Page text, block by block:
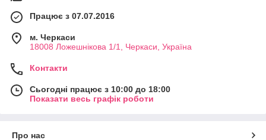
Працює з 07.07.2016
м. Черкаси
18008 Ложешнікова 1/1, Черкаси, Україна
Контакти
Сьогодні працює з 10:00 до 18:00
Показати весь графік роботи
Про нас